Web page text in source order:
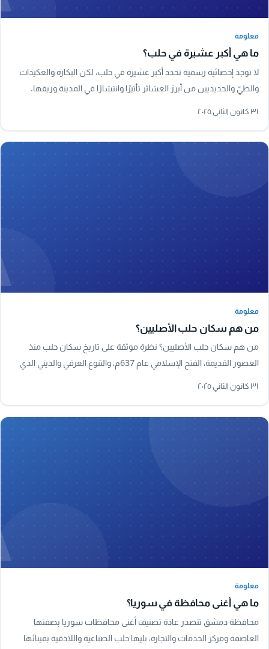
معلومة
ما هي أكبر عشيرة في حلب؟
لا توجد إحصائية رسمية تحدد أكبر عشيرة في حلب، لكن البكارة والعكيدات
والطيّ والحديديين من أبرز العشائر تأثيرًا وانتشارًا في المدينة وريفها.
٣١ كانون الثاني ٢٠٢٥
معلومة
من هم سكان حلب الأصليين؟
من هم سكان حلب الأصليين؟ نظرة موثقة على تاريخ سكان حلب منذ
العصور القديمة، الفتح الإسلامي عام 637م، والتنوع العرقي والديني الذي
٣١ كانون الثاني ٢٠٢٥
معلومة
ما هي أغنى محافظة في سوريا؟
محافظة دمشق تتصدر عادة تصنيف أغنى محافظات سوريا بصفتها
العاصمة ومركز الخدمات والتجارة، تليها حلب الصناعية واللاذقية بمينائها